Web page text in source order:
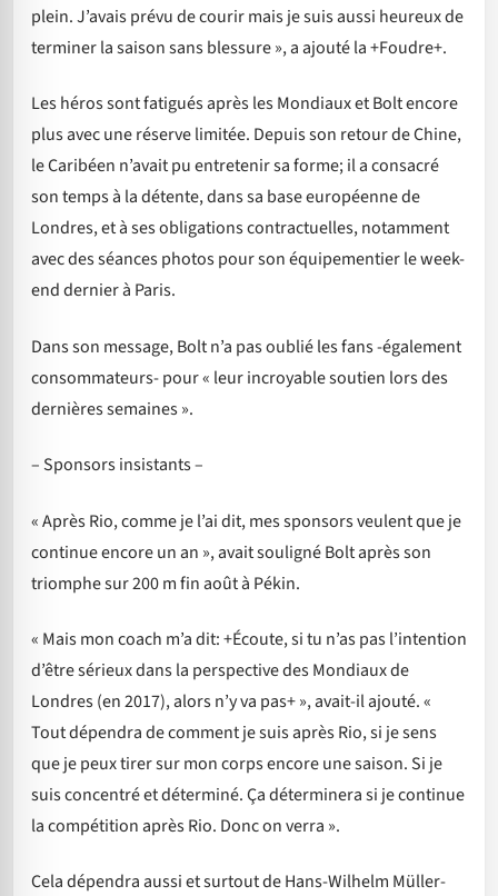
plein. J’avais prévu de courir mais je suis aussi heureux de
terminer la saison sans blessure », a ajouté la +Foudre+.
Les héros sont fatigués après les Mondiaux et Bolt encore
plus avec une réserve limitée. Depuis son retour de Chine,
le Caribéen n’avait pu entretenir sa forme; il a consacré
son temps à la détente, dans sa base européenne de
Londres, et à ses obligations contractuelles, notamment
avec des séances photos pour son équipementier le week-
end dernier à Paris.
Dans son message, Bolt n’a pas oublié les fans -également
consommateurs- pour « leur incroyable soutien lors des
dernières semaines ».
– Sponsors insistants –
« Après Rio, comme je l’ai dit, mes sponsors veulent que je
continue encore un an », avait souligné Bolt après son
triomphe sur 200 m fin août à Pékin.
« Mais mon coach m’a dit: +Écoute, si tu n’as pas l’intention
d’être sérieux dans la perspective des Mondiaux de
Londres (en 2017), alors n’y va pas+ », avait-il ajouté. «
Tout dépendra de comment je suis après Rio, si je sens
que je peux tirer sur mon corps encore une saison. Si je
suis concentré et déterminé. Ça déterminera si je continue
la compétition après Rio. Donc on verra ».
Cela dépendra aussi et surtout de Hans-Wilhelm Müller-